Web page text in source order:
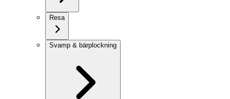
Resa
Svamp & bärplockning